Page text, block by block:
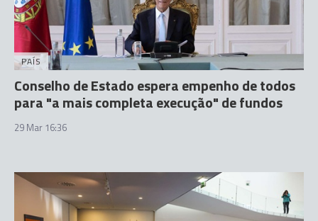
PAÍS
Conselho de Estado espera empenho de todos
para "a mais completa execução" de fundos
29 Mar 16:36